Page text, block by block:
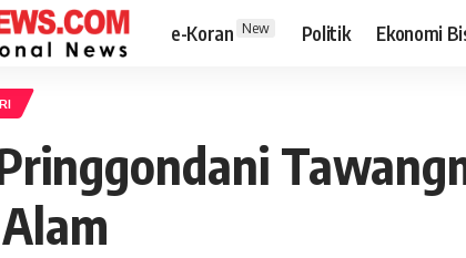
e-Koran New Politik Ekonomi